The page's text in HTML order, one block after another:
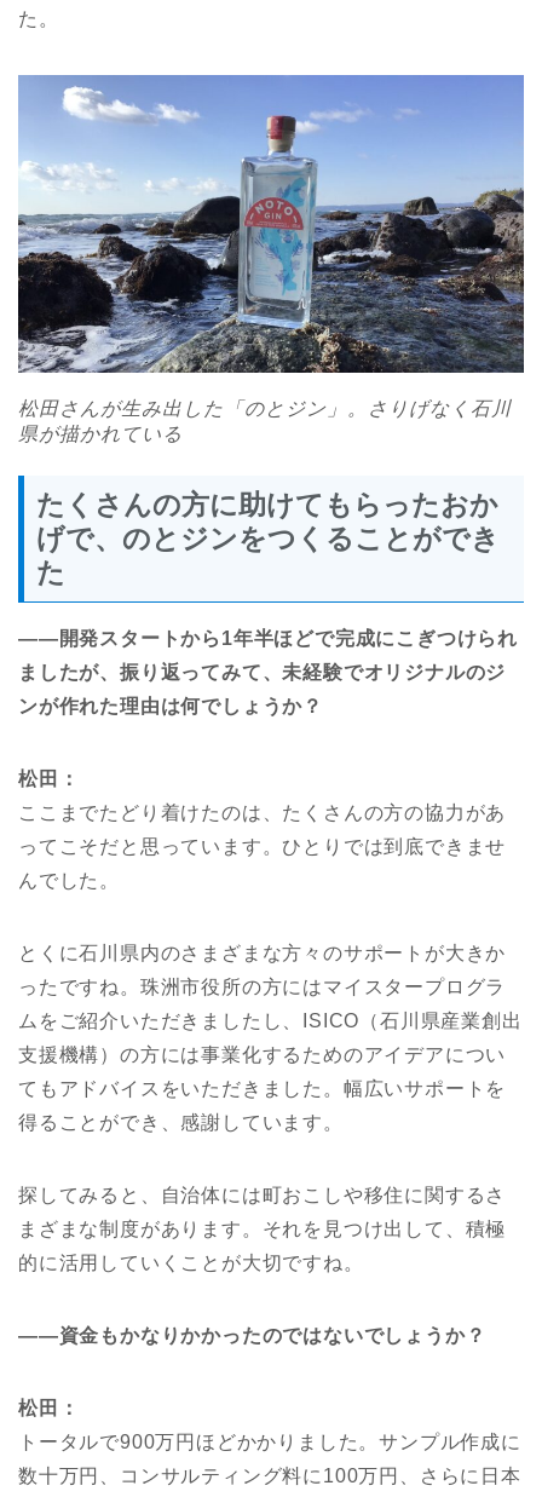
た。
松田さんが生み出した「のとジン」。さりげなく石川
県が描かれている
たくさんの方に助けてもらったおか
げで、のとジンをつくることができ
た
――開発スタートから 1年半ほどで完成にこぎつけられ
ましたが、振り返ってみて、未経験でオリジナルのジ
ンが作れた理由は何でしょうか？
松田：
ここまでたどり着けたのは、たくさんの方の協力があ
ってこそだと思っています。ひとりでは到底できませ
んでした。
とくに石川県内のさまざまな方々のサポートが大きか
ったですね。珠洲市役所の方にはマイスタープログラ
ムをご紹介いただきましたし、ISICO（石川県産業創出
支援機構）の方には事業化するためのアイデアについ
てもアドバイスをいただきました。幅広いサポートを
得ることができ、感謝しています。
探してみると、自治体には町おこしや移住に関するさ
まざまな制度があります。それを見つけ出して、積極
的に活用していくことが大切ですね。
――資金 もかなりかかったのではないでしょうか？
松田：
トータルで900万円ほどかかりました。サンプル作成に
数十万円、コンサルティング料に100万円、さらに日本